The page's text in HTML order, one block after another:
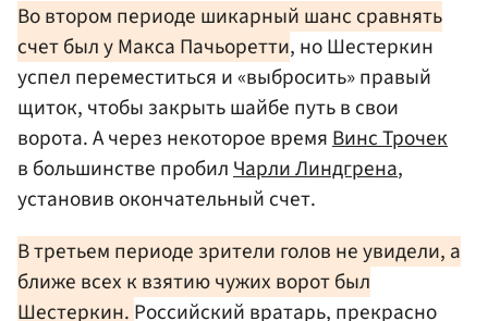
Во втором периоде шикарный шанс сравнять
счет был у Макса Пачьоретти, но Шестеркин
успел переместиться и «выбросить» правый
щиток, чтобы закрыть шайбе путь в свои
ворота. А через некоторое времяВинс Трочек
в большинстве пробилЧарли Линдгрена,
установив окончательный счет.
В третьем периоде зрители голов не увидели, а
ближе всех к взятию чужих ворот был
Шестеркин. Российский вратарь, прекрасно